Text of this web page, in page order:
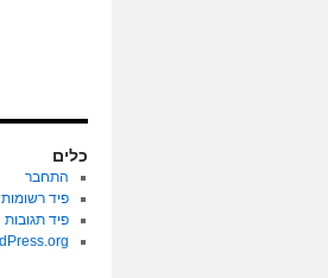
כלים
התחבר
פיד רשומות
פיד תגובות